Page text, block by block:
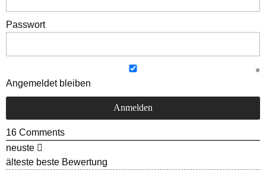
Passwort
Angemeldet bleiben
16 Comments
neuste
älteste beste Bewertung